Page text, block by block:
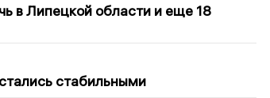
в Липецкой области и еще 18
стабильными